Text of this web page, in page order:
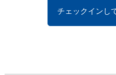
チェックインし